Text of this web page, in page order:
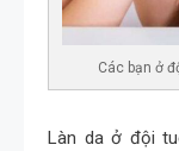
Các bạn ở
Làn da ở đội